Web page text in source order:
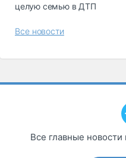
целую семью в ДТП
Все новости
Все главные